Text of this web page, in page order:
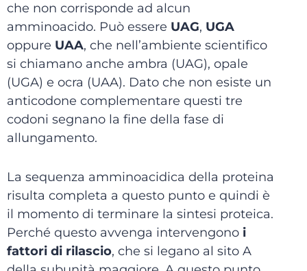
che non corrisponde ad alcun
amminoacido. Può essere UAG, UGA
oppure UAA, che nell’ambiente scientifico
si chiamano anche ambra (UAG), opale
(UGA) e ocra (UAA). Dato che non esiste un
anticodone complementare questi tre
codoni segnano la fine della fase di
allungamento.
La sequenza amminoacidica della proteina
risulta completa a questo punto e quindi è
il momento di terminare la sintesi proteica.
Perché questo avvenga intervengono i
fattori di rilascio, che si legano al sito A